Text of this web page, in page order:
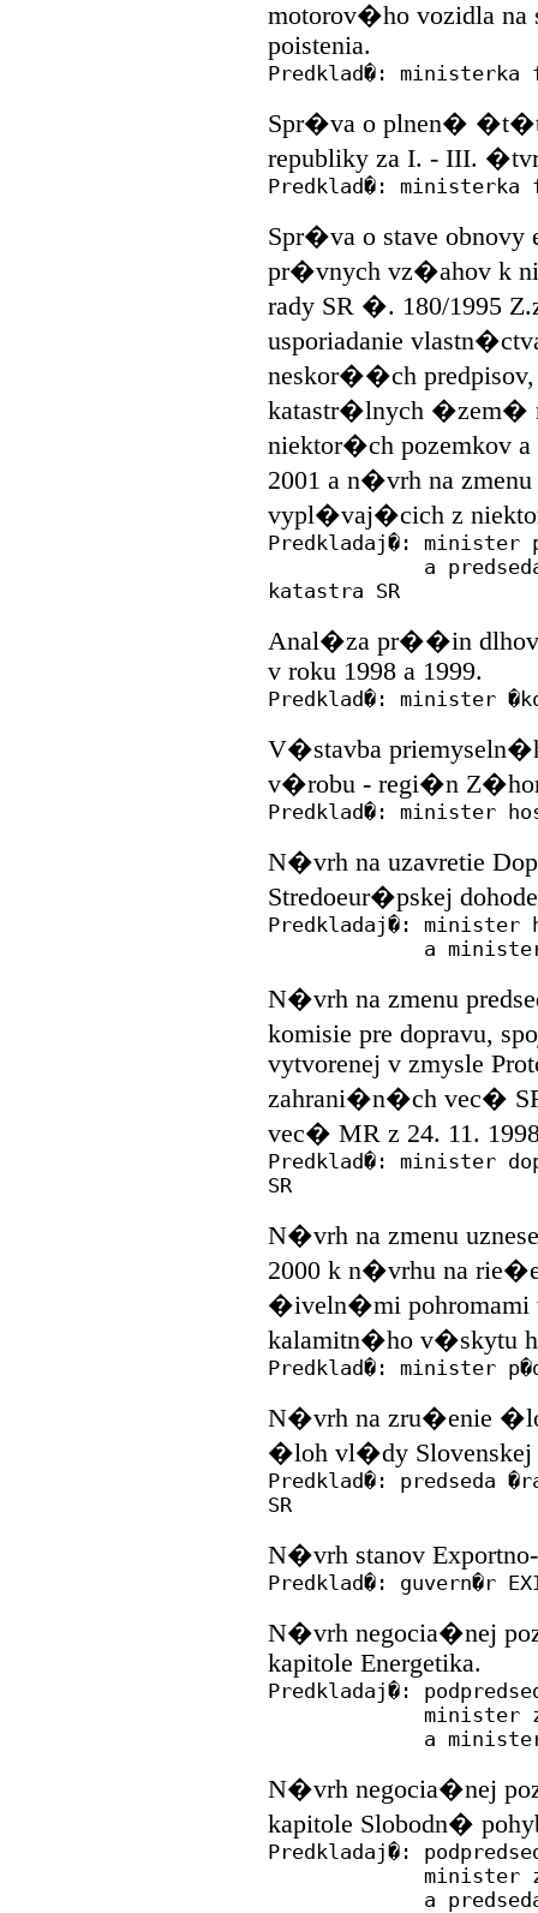
motorov�ho vozidla
poistenia.
Predklad�: ministerka
Spr�va o plnen�
republiky za I. - III.
Predklad�: ministerka
Spr�va o stave obnovy
pr�vnych vz�ahov k
rady SR �. 180/1995
usporiadanie
neskor��ch
katastr�lnych �zem�
niektor�ch pozemkov
2001 a n�vrh na
vypl�vaj�cich z
Predkladaj�: minister
a predseda
katastra SR
Anal�za pr��in
v roku 1998 a 1999.
Predklad�: minister
V�stavba
v�robu - regi�n
Predklad�: minister
N�vrh na uzavretie
Stredoeur�pskej
Predkladaj�: minister
a minister
N�vrh na zmenu
komisie pre dopravu,
vytvorenej v zmysle
zahrani�n�ch vec�
vec� MR z 24. 11.
Predklad�: minister
SR
N�vrh na zmenu
2000 k n�vrhu na
�iveln�mi pohromami
kalamitn�ho v�skytu
Predklad�: minister
N�vrh na zru�enie
�loh vl�dy Slovenskej
Predklad�: predseda
SR
N�vrh stanov
Predklad�: guvern�r
N�vrh negocia�nej
kapitole Energetika.
Predkladaj�:
minister
a minister
N�vrh negocia�nej
kapitole Slobodn�
Predkladaj�:
minister
a predseda